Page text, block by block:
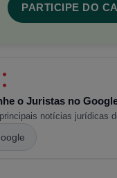
PARTICIPE DO
o Juristas no
notícias jurídicas